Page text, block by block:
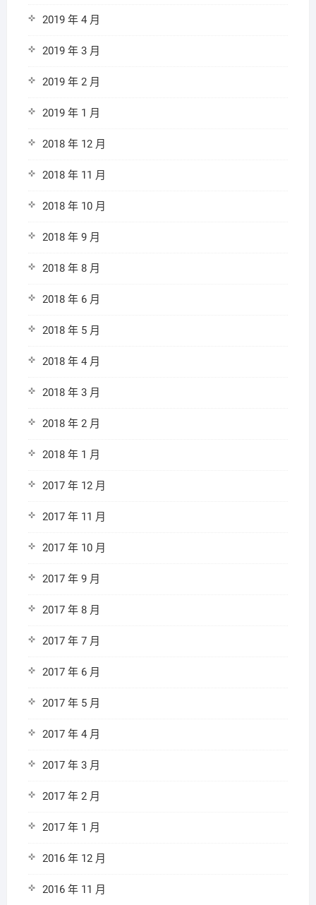
2019 年 4 月
2019 年 3 月
2019 年 2 月
2019 年 1 月
2018 年 12 月
2018 年 11 月
2018 年 10 月
2018 年 9 月
2018 年 8 月
2018 年 6 月
2018 年 5 月
2018 年 4 月
2018 年 3 月
2018 年 2 月
2018 年 1 月
2017 年 12 月
2017 年 11 月
2017 年 10 月
2017 年 9 月
2017 年 8 月
2017 年 7 月
2017 年 6 月
2017 年 5 月
2017 年 4 月
2017 年 3 月
2017 年 2 月
2017 年 1 月
2016 年 12 月
2016 年 11 月